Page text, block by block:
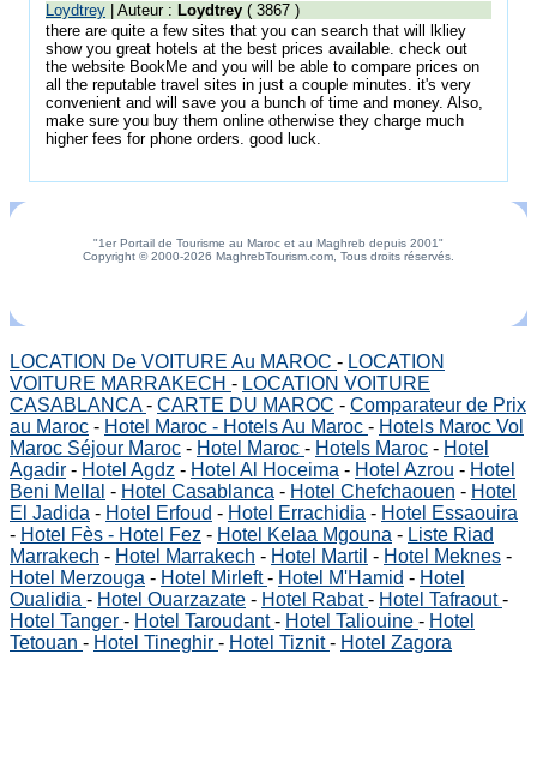
Loydtrey | Auteur : Loydtrey ( 3867 )
there are quite a few sites that you can search that will lkliey
show you great hotels at the best prices available. check out
the website BookMe and you will be able to compare prices on
all the reputable travel sites in just a couple minutes. it's very
convenient and will save you a bunch of time and money. Also,
make sure you buy them online otherwise they charge much
higher fees for phone orders. good luck.
"1er Portail de Tourisme au Maroc et au Maghreb depuis 2001"
Copyright © 2000-2026 MaghrebTourism.com, Tous droits réservés.
LOCATION De VOITURE Au MAROC - LOCATION
VOITURE MARRAKECH - LOCATION VOITURE
CASABLANCA- CARTE DU MAROC - Comparateur de Prix
au Maroc - Hotel Maroc - Hotels Au Maroc - Hotels Maroc Vol
Maroc Séjour Maroc - Hotel Maroc - Hotels Maroc - Hotel
Agadir - Hotel Agdz - Hotel Al Hoceima - Hotel Azrou - Hotel
Beni Mellal - Hotel Casablanca - Hotel Chefchaouen - Hotel
El Jadida - Hotel Erfoud - Hotel Errachidia - Hotel Essaouira
- Hotel Fès - Hotel Fez - Hotel Kelaa Mgouna - Liste Riad
Marrakech - Hotel Marrakech - Hotel Martil - Hotel Meknes -
Hotel Merzouga - Hotel Mirleft- Hotel M'Hamid - Hotel
Oualidia - Hotel Ouarzazate - Hotel Rabat- Hotel Tafraout-
Hotel Tanger - Hotel Taroudant- Hotel Taliouine - Hotel
Tetouan - Hotel Tineghir - Hotel Tiznit- Hotel Zagora